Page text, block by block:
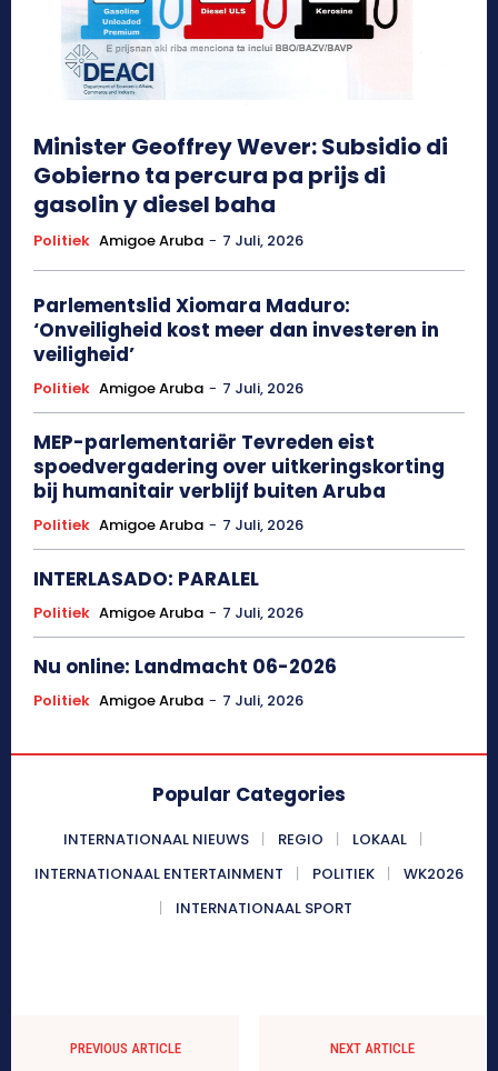
Minister Geoffrey Wever: Subsidio di
Gobierno ta percura pa prijs di
gasolin y diesel baha
Politiek Amigoe Aruba - 7 Juli, 2026
Parlementslid Xiomara Maduro:
‘Onveiligheid kost meer dan investeren in
veiligheid’
Politiek Amigoe Aruba - 7 Juli, 2026
MEP-parlementariër Tevreden eist
spoedvergadering over uitkeringskorting
bij humanitair verblijf buiten Aruba
Politiek Amigoe Aruba - 7 Juli, 2026
INTERLASADO: PARALEL
Politiek Amigoe Aruba - 7 Juli, 2026
Nu online: Landmacht 06-2026
Politiek Amigoe Aruba - 7 Juli, 2026
Popular Categories
INTERNATIONAAL NIEUWS REGIO
LOKAAL
INTERNATIONAAL ENTERTAINMENT
POLITIEK
WK2026
INTERNATIONAAL SPORT
PREVIOUS ARTICLE NEXT ARTICLE